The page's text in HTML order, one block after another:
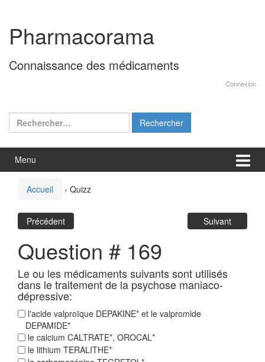
contenu
menu
principal
Pharmacorama
Connaissance des médicaments
Connexion
Rechercher :
Menu
Accueil › Quizz
Précédent Suivant
Question # 169
Le ou les médicaments suivants sont utilisés
dans le traitement de la psychose maniaco-
dépressive:
l'acide valproïque DEPAKINE* et le valpromide
DEPAMIDE*
le calcium CALTRATE*, OROCAL*
le lithium TERALITHE*